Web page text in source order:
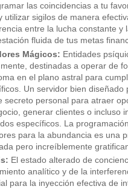
las coincidencias a tu
utilizar sigilos de manera
entre la lucha constante y
fluida de tus metas
Mágicos: Entidades
destinadas a operar de
en el plano astral para
Un servidor bien diseñado
secreto personal para atraer
generar clientes o incluso
específicos. La
para la abundancia es una
pero increíblemente
El estado alterado de
analítico y de la
para la inyección efectiva de